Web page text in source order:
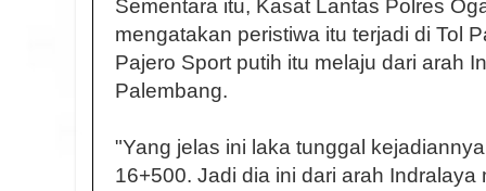
Sementara itu, Kasat Lantas Polres
mengatakan peristiwa itu terjadi di Tol
Pajero Sport putih itu melaju dari arah
Palembang.
"Yang jelas ini laka tunggal
16+500. Jadi dia ini dari arah Indralaya